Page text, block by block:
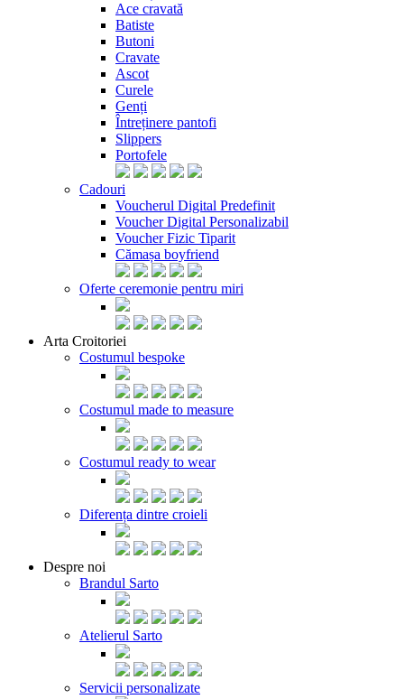
Ace cravată
Batiste
Butoni
Cravate
Ascot
Curele
Genți
Întreținere pantofi
Slippers
Portofele
Cadouri
Voucherul Digital Predefinit
Voucher Digital Personalizabil
Voucher Fizic Tiparit
Cămașa boyfriend
Oferte ceremonie pentru miri
Arta Croitoriei
Costumul bespoke
Costumul made to measure
Costumul ready to wear
Diferența dintre croieli
Despre noi
Brandul Sarto
Atelierul Sarto
Servicii personalizate